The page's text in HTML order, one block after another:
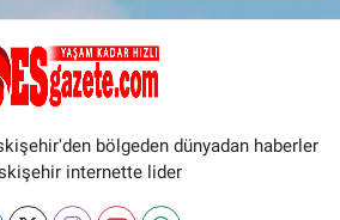
bölgeden dünyadan haberler
internette lider